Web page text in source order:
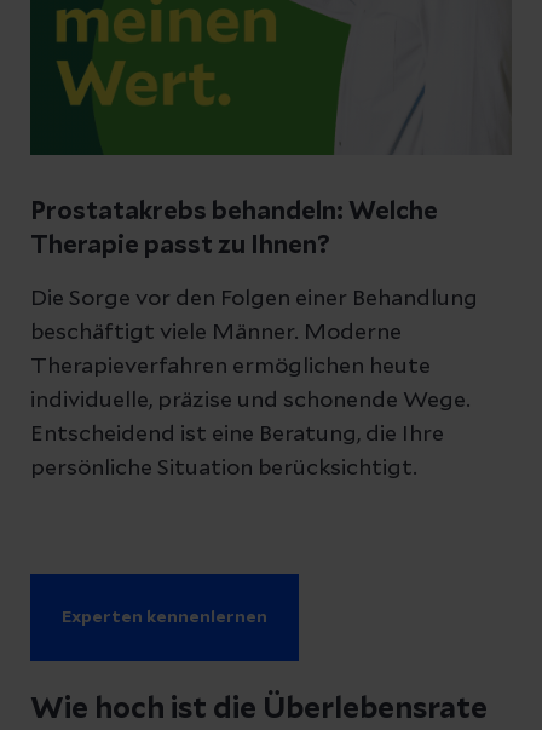
Prostatakrebs behandeln: Welche
Therapie passt zu Ihnen?
Die Sorge vor den Folgen einer Behandlung
beschäftigt viele Männer. Moderne
Therapieverfahren ermöglichen heute
individuelle, präzise und schonende Wege.
Entscheidend ist eine Beratung, die Ihre
persönliche Situation berücksichtigt.
Experten kennenlernen
Wie hoch ist die Überlebensrate